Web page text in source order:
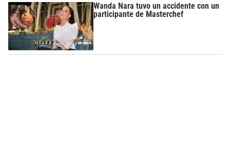
Wanda Nara tuvo un accidente con un
participante de Masterchef